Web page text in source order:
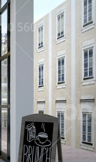
được chúng tôi hoàn
đến một không gian
tượng
Chi tiết